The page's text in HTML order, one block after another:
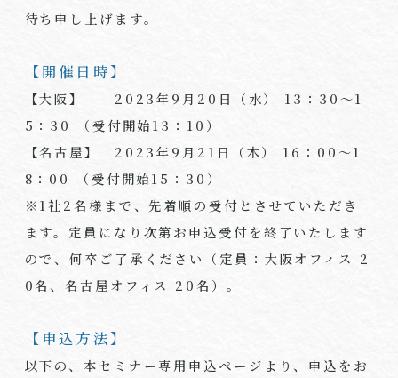
待ち申し上げます。
【開催日時】
【大阪】 2023年9月20日（水） 13 ：30～1
5：30 （受付開始13：10）
【名古屋】 2023年9月21日（木） 16 ：00～1
8：00 （受付開始15：30）
※1社2名様まで、先着順の受付とさせていただき
ます。定員になり次第お申込受付を終了いたします
ので、何卒ご了承ください（定員：大阪オフィス 2
0名、名古屋オフィス 20名）。
【申込方法】
以下の、本セミナー専用申込ページより、申込をお